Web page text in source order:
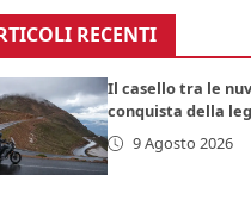
RECENTI
Il casello tra le
conquista della
9 Agosto 2026